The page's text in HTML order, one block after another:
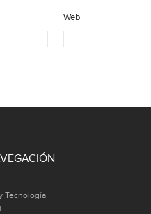
Web
Tecnología